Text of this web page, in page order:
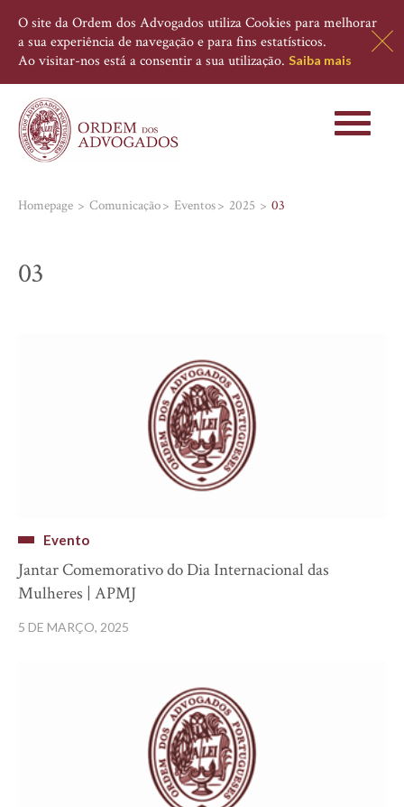
O site da Ordem dos Advogados utiliza Cookies para melhorar
a sua experiência de navegação e para fins estatísticos.
Ao visitar-nos está a consentir a sua utilização. Saiba mais
Toggle
Homepage Comunicação Eventos 2025 03
03
Evento
Jantar Comemorativo do Dia Internacional das
Mulheres | APMJ
5 DE MARÇO, 2025